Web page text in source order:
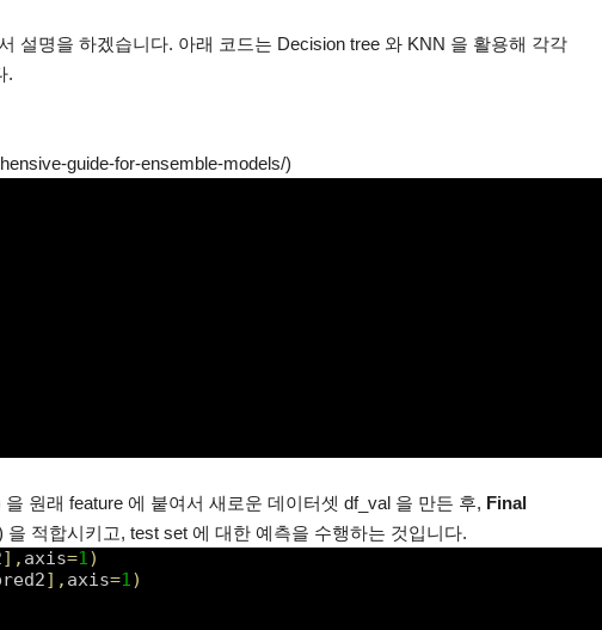
설명을 하겠습니다. 아래 코드는 Decision tree 와 KNN 을 활용해 각각
.
guide-for-ensemble-models/)
원래 feature 에 붙여서 새로운 데이터셋 df_val 을 만든 후, Final
적합시키고, test set 에 대한 예측을 수행하는 것입니다.
] , axis=1)
] , axis=1)